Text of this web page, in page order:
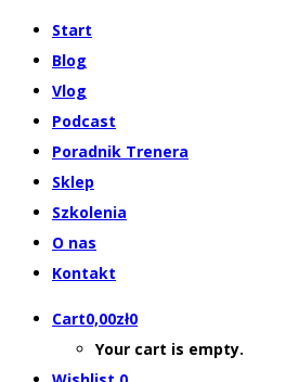
Start
Blog
Vlog
Podcast
Poradnik Trenera
Sklep
Szkolenia
O nas
Kontakt
Cart0,00zł0
Your cart is empty.